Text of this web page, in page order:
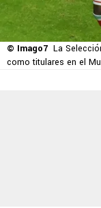
© Imago7 La
como titulares en el